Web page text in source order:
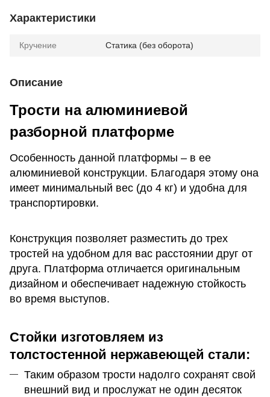
Характеристики
Кручение Статика (без оборота)
Описание
Трости на алюминиевой
разборной платформе
Особенность данной платформы – в ее
алюминиевой конструкции. Благодаря этому она
имеет минимальный вес (до 4 кг) и удобна для
транспортировки.
Конструкция позволяет разместить до трех
тростей на удобном для вас расстоянии друг от
друга. Платформа отличается оригинальным
дизайном и обеспечивает надежную стойкость
во время выступов.
Стойки изготовляем из
толстостенной нержавеющей стали:
Таким образом трости надолго сохранят свой
внешний вид и прослужат не один десяток